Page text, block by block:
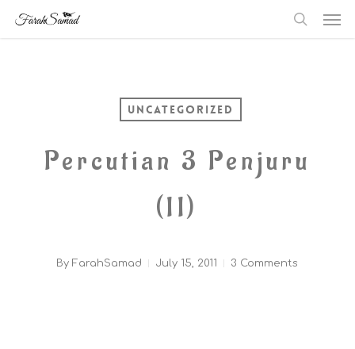
Skip
Uncategorized
Percutian 3 Penjuru
(II)
By FarahSamad July 15, 2011 3 Comments